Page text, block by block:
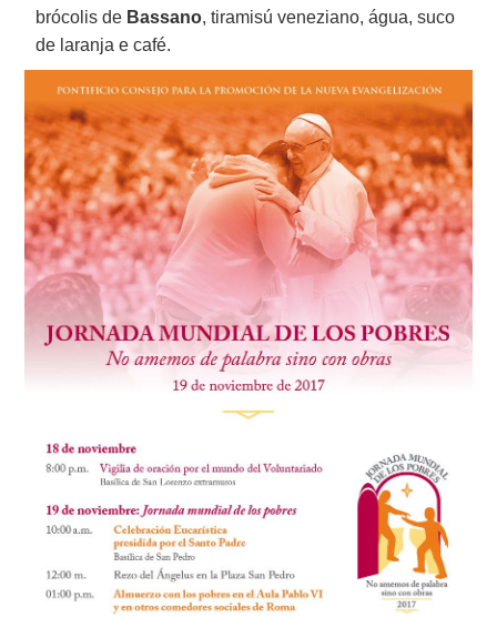
brócolis de Bassano, tiramisú veneziano, água, suco
de laranja e café.